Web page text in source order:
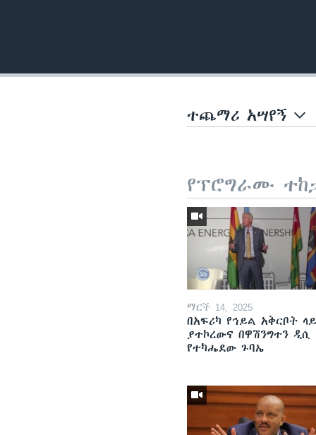
ተጨማሪ አሣየኝ
የፕሮግራሙ
ማርች 14, 2025
በአፍሪካ የኅይል አቅርቦት
ያተኮረውና በዋሽንግተን ዲሲ
የተካሔደው ጉባኤ